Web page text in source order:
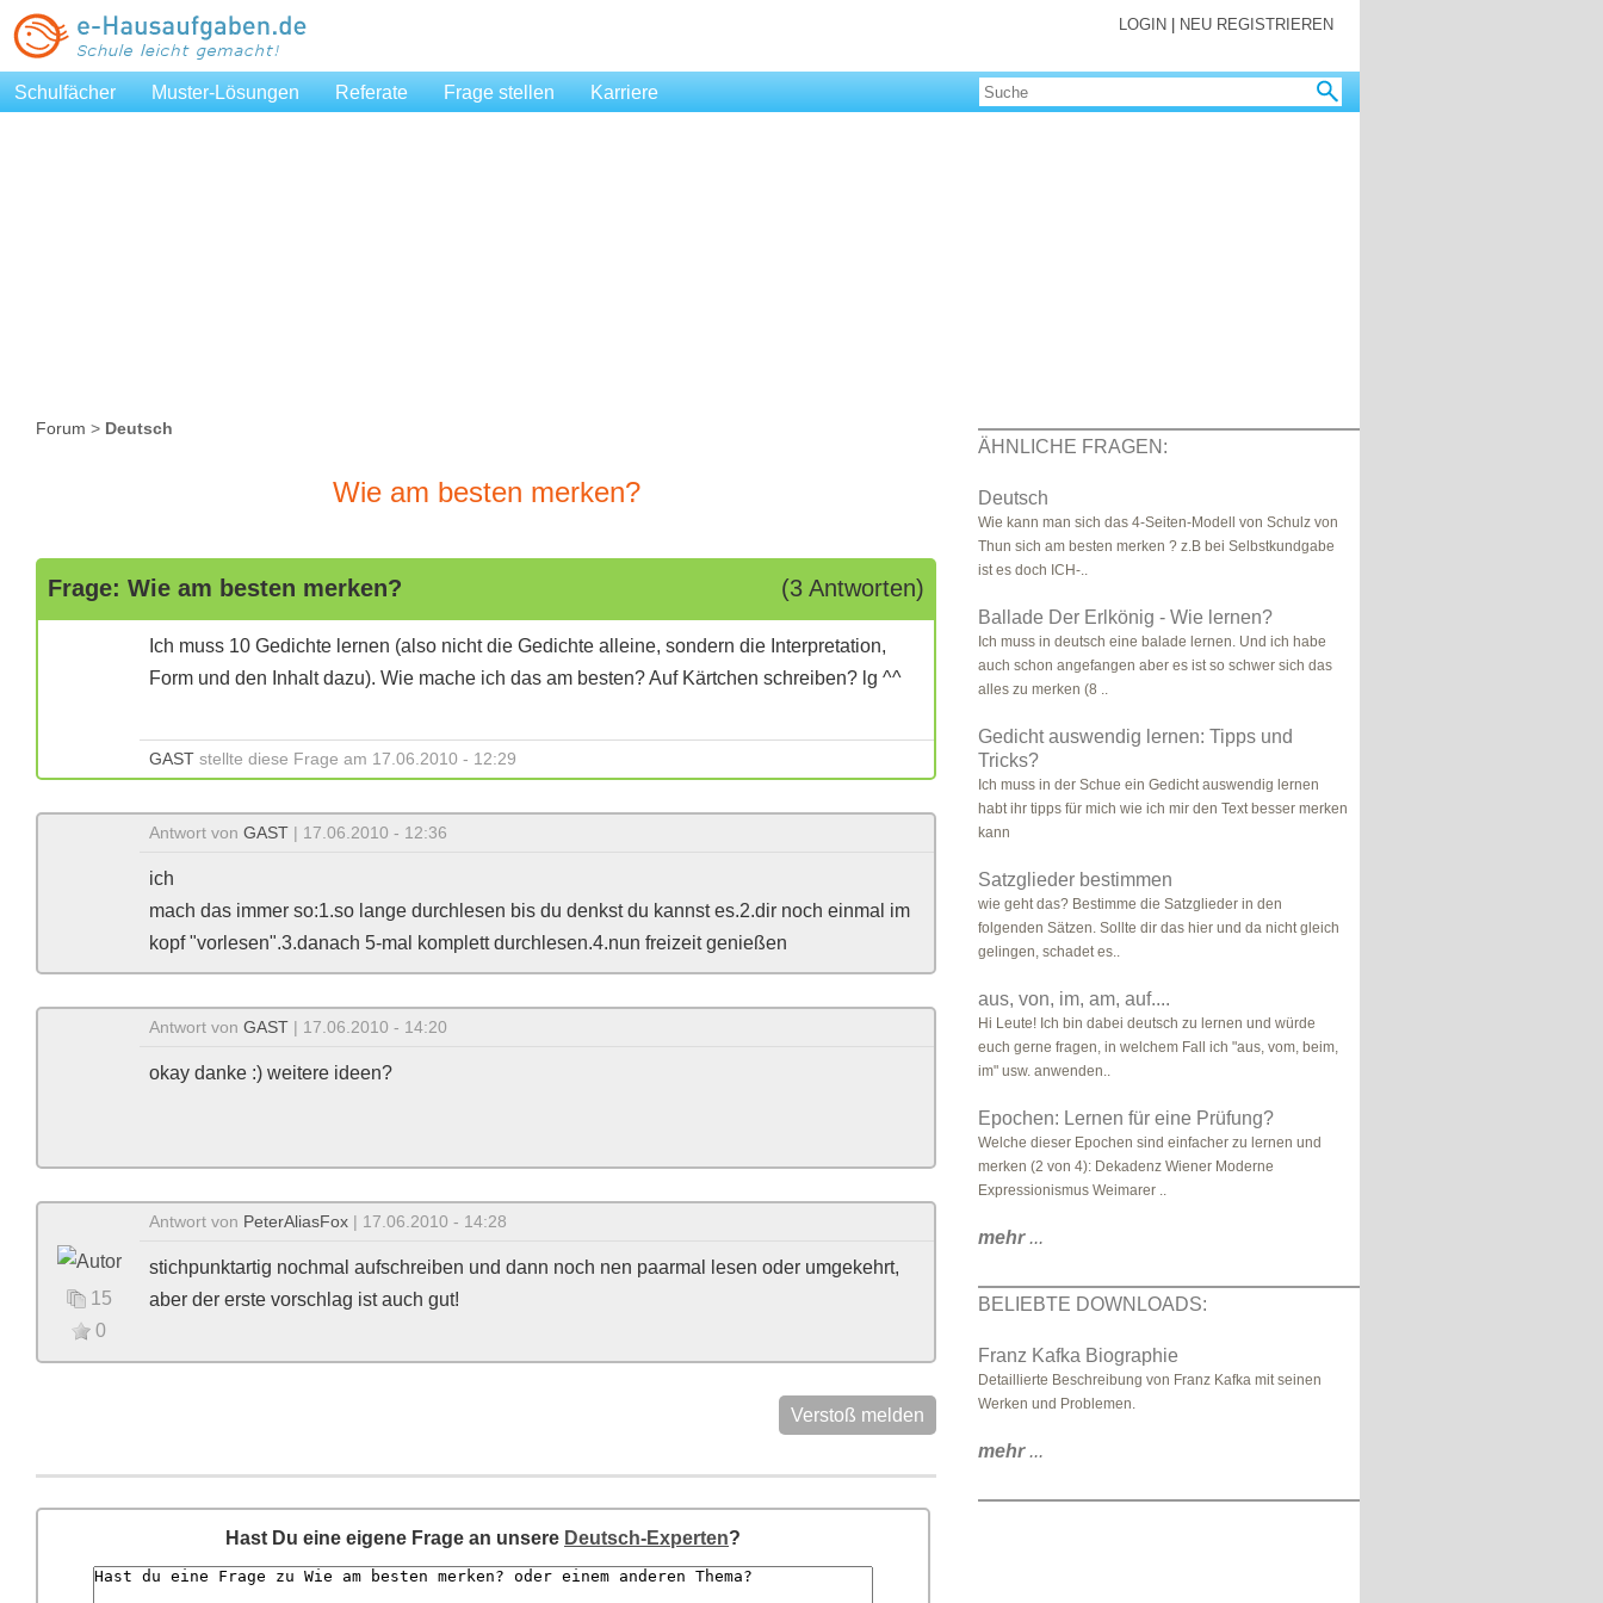
LOGIN NEU REGISTRIEREN
Schulfächer Muster-Lösungen Referate Frage stellen Karriere
Forum > Deutsch
Wie am besten merken?
Frage: Wie am besten merken? (3 Antworten)
Ich muss 10 Gedichte lernen (also nicht die Gedichte alleine, sondern die Interpretation,
Form und den Inhalt dazu). Wie mache ich das am besten? Auf Kärtchen schreiben? lg ^^
GAST stellte diese Frage am 17.06.2010 - 12:29
Antwort von GAST | 17.06.2010 - 12:36
ich
mach das immer so:1.so lange durchlesen bis du denkst du kannst es.2.dir noch einmal im
kopf "vorlesen".3.danach 5-mal komplett durchlesen.4.nun freizeit genießen
Antwort von GAST | 17.06.2010 - 14:20
okay danke :) weitere ideen?
15
0
Antwort von PeterAliasFox | 17.06.2010 - 14:28
stichpunktartig nochmal aufschreiben und dann noch nen paarmal lesen oder umgekehrt,
aber der erste vorschlag ist auch gut!
Verstoß melden
Hast Du eine eigene Frage an unsere Deutsch-Experten?
ÄHNLICHE FRAGEN:
Deutsch
Wie kann man sich das 4-Seiten-Modell von Schulz von
Thun sich am besten merken ? z.B bei Selbstkundgabe
ist es doch ICH-..
Ballade Der Erlkönig - Wie lernen?
Ich muss in deutsch eine balade lernen. Und ich habe
auch schon angefangen aber es ist so schwer sich das
alles zu merken (8 ..
Gedicht auswendig lernen: Tipps und
Tricks?
Ich muss in der Schue ein Gedicht auswendig lernen
habt ihr tipps für mich wie ich mir den Text besser merken
kann
Satzglieder bestimmen
wie geht das? Bestimme die Satzglieder in den
folgenden Sätzen. Sollte dir das hier und da nicht gleich
gelingen, schadet es..
aus, von, im, am, auf....
Hi Leute! Ich bin dabei deutsch zu lernen und würde
euch gerne fragen, in welchem Fall ich "aus, vom, beim,
im" usw. anwenden..
Epochen: Lernen für eine Prüfung?
Welche dieser Epochen sind einfacher zu lernen und
merken (2 von 4): Dekadenz Wiener Moderne
Expressionismus Weimarer ..
mehr...
BELIEBTE DOWNLOADS:
Franz Kafka Biographie
Detaillierte Beschreibung von Franz Kafka mit seinen
Werken und Problemen.
mehr...